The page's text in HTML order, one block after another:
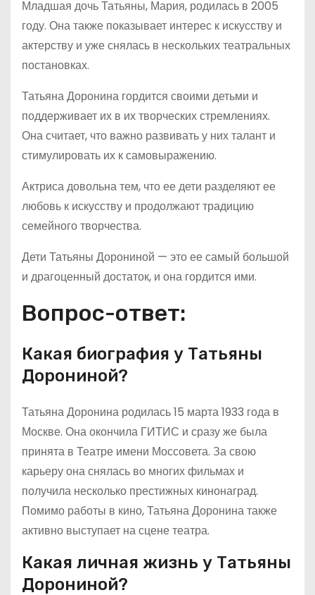
Младшая дочь Татьяны, Мария, родилась в 2005
году. Она также показывает интерес к искусству и
актерству и уже снялась в нескольких театральных
постановках.
Татьяна Доронина гордится своими детьми и
поддерживает их в их творческих стремлениях.
Она считает, что важно развивать у них талант и
стимулировать их к самовыражению.
Актриса довольна тем, что ее дети разделяют ее
любовь к искусству и продолжают традицию
семейного творчества.
Дети Татьяны Дорониной — это ее самый большой
и драгоценный достаток, и она гордится ими.
Вопрос-ответ:
Какая биография у Татьяны
Дорониной?
Татьяна Доронина родилась 15 марта 1933 года в
Москве. Она окончила ГИТИС и сразу же была
принята в Театре имени Моссовета. За свою
карьеру она снялась во многих фильмах и
получила несколько престижных кинонаград.
Помимо работы в кино, Татьяна Доронина также
активно выступает на сцене театра.
Какая личная жизнь у Татьяны
Дорониной?